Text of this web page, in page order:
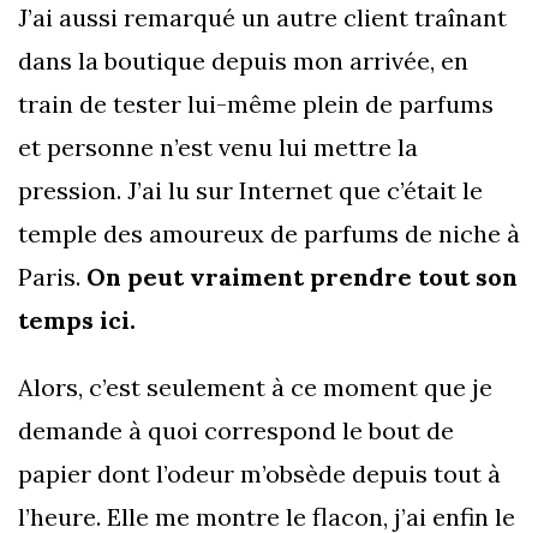
J’ai aussi remarqué un autre client traînant
dans la boutique depuis mon arrivée, en
train de tester lui-même plein de parfums
et personne n’est venu lui mettre la
pression. J’ai lu sur Internet que c’était le
temple des amoureux de parfums de niche à
Paris. On peut vraiment prendre tout son
temps ici.
Alors, c’est seulement à ce moment que je
demande à quoi correspond le bout de
papier dont l’odeur m’obsède depuis tout à
l’heure. Elle me montre le flacon, j’ai enfin le